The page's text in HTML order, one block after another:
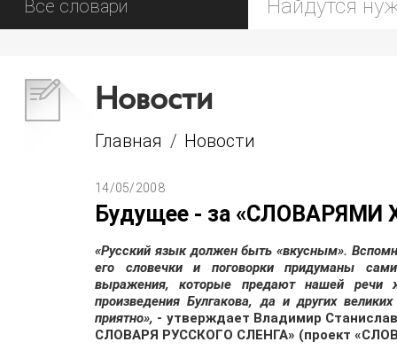
Новости
Главная / Новости
14/05/2008
Будущее - за «СЛОВАРЯМИ
«Русский язык должен быть «вкусным».
его словечки и поговорки придуманы
выражения, которые предают нашей речи
произведения Булгакова, да и других
приятно», - утверждает Владимир
СЛОВАРЯ РУССКОГО СЛЕНГА» (проект